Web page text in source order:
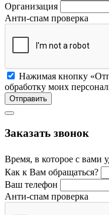
Организация
Анти-спам проверка
Нажимая кнопку
обработку моих
Отправить
Заказать звонок
Время, в которое с вами
Как к Вам обращаться?
Ваш телефон
Анти-спам проверка